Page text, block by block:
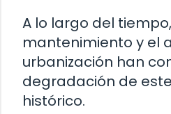
A lo largo del
mantenimiento y el
urbanización han
degradación de
histórico.